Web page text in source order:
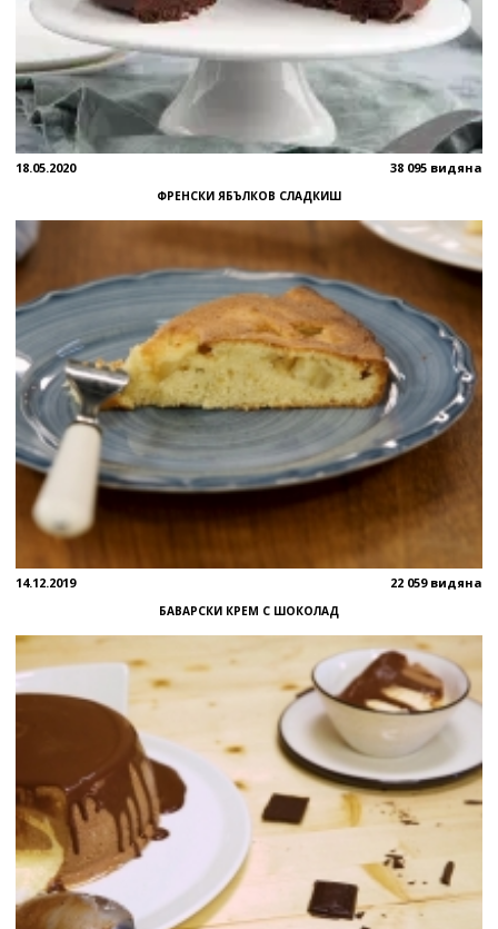
18.05.2020 38 095 видяна
ФРЕНСКИ ЯБЪЛКОВ СЛАДКИШ
14.12.2019 22 059 видяна
БАВАРСКИ КРЕМ С ШОКОЛАД